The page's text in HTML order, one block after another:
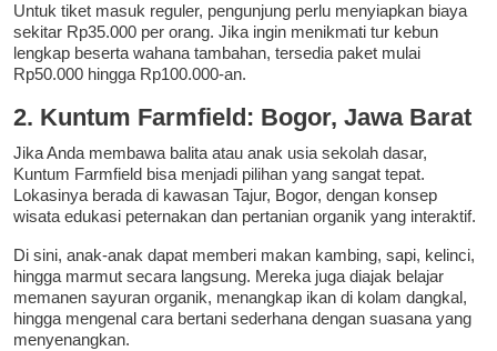
Untuk tiket masuk reguler, pengunjung perlu menyiapkan biaya
sekitar Rp35.000 per orang. Jika ingin menikmati tur kebun
lengkap beserta wahana tambahan, tersedia paket mulai
Rp50.000 hingga Rp100.000-an.
2. Kuntum Farmfield: Bogor, Jawa Barat
Jika Anda membawa balita atau anak usia sekolah dasar,
Kuntum Farmfield bisa menjadi pilihan yang sangat tepat.
Lokasinya berada di kawasan Tajur, Bogor, dengan konsep
wisata edukasi peternakan dan pertanian organik yang interaktif.
Di sini, anak-anak dapat memberi makan kambing, sapi, kelinci,
hingga marmut secara langsung. Mereka juga diajak belajar
memanen sayuran organik, menangkap ikan di kolam dangkal,
hingga mengenal cara bertani sederhana dengan suasana yang
menyenangkan.